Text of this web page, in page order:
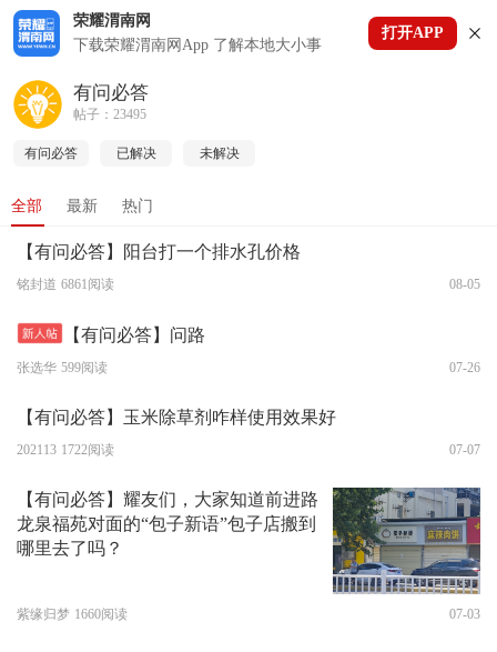
荣耀渭南网
下载荣耀渭南网App 了解本地大小事
打开APP
下拉刷新
有问必答
帖子：23495
有问必答 已解决 未解决
全部 最新 热门
【有问必答】阳台打一个排水孔价格
铭封道 6861阅读 08-05
【有问必答】问路
张选华 599阅读 07-26
【有问必答】玉米除草剂咋样使用效果好
202113 1722阅读 07-07
【有问必答】耀友们，大家知道前进路
龙泉福苑对面的“包子新语”包子店搬到
哪里去了吗？
紫缘归梦 1660阅读 07-03